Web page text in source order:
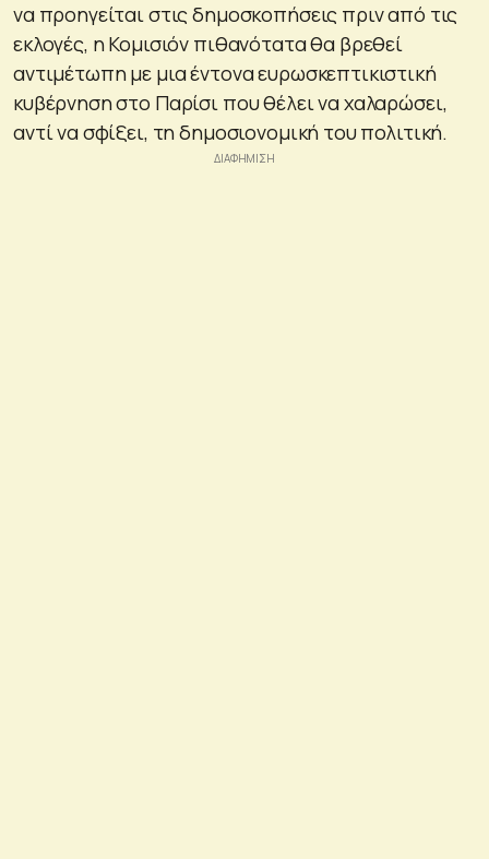
να προηγείται στις δημοσκοπήσεις πριν από τις
εκλογές, η Κομισιόν πιθανότατα θα βρεθεί
αντιμέτωπη με μια έντονα ευρωσκεπτικιστική
κυβέρνηση στο Παρίσι που θέλει να χαλαρώσει,
αντί να σφίξει, τη δημοσιονομική του πολιτική.